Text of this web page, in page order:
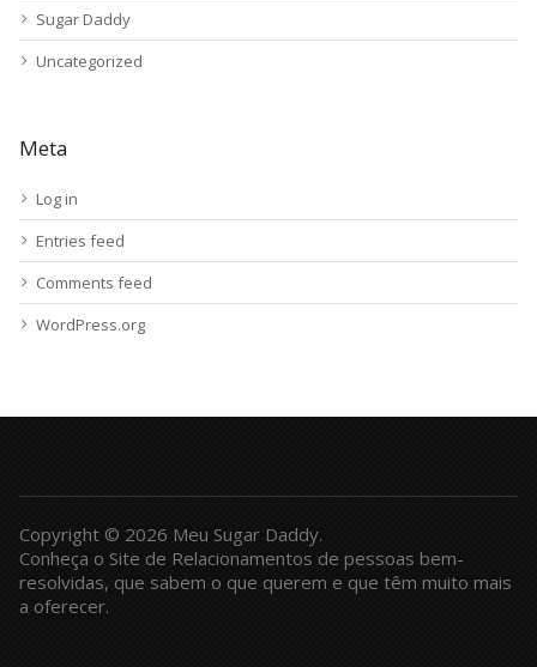
Sugar Daddy
Uncategorized
Meta
Log in
Entries feed
Comments feed
WordPress.org
Copyright © 2026 Meu Sugar Daddy.
Conheça o Site de Relacionamentos de pessoas bem-
resolvidas, que sabem o que querem e que têm muito mais
a oferecer.